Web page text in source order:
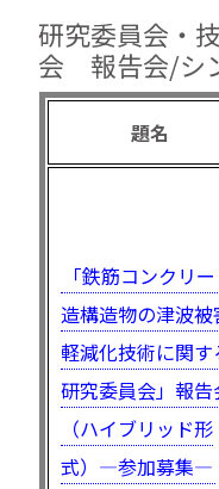
研究委員会・
会 報告会/シ
題名
「鉄筋コンクリ
造構造物の津波被
軽減化技術に関す
研究委員会」報告
（ハイブリッド形
式）—参加募集—